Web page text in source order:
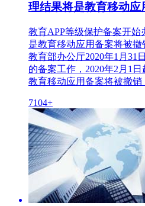
理结果将是教育移动应
教育APP等级保护备案开
是教育移动应用备案将被撤
教育部办公厅2020年1月31
的备案工作，2020年2月1
教育移动应用备案将被撤销
7104+